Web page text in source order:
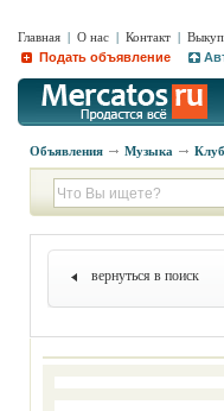
Главная | О нас | Контакт |
Подать объявление
Объявления Музыка
вернуться в поиск